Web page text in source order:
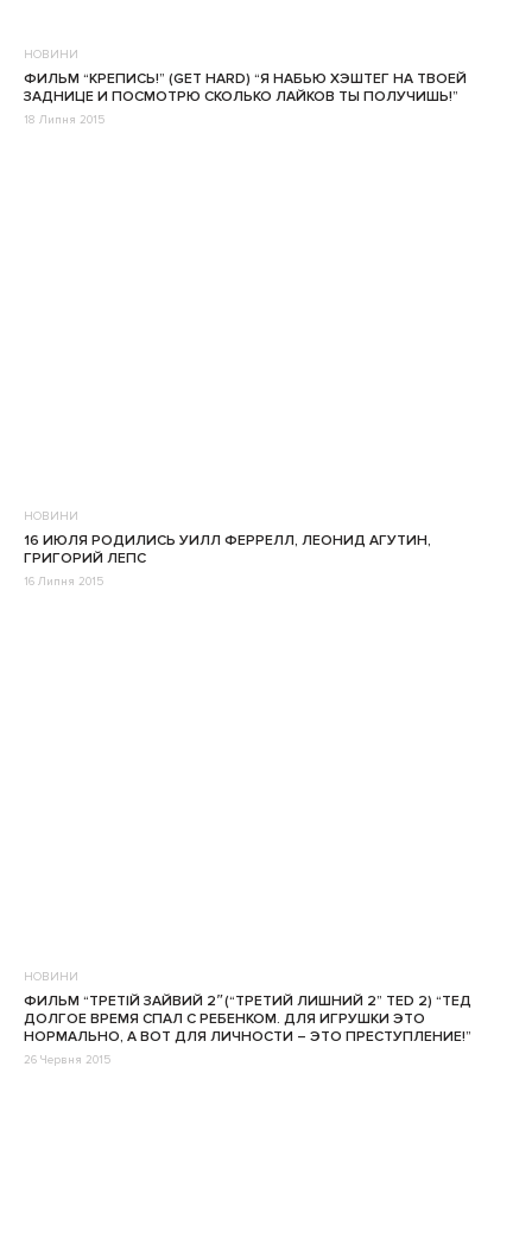
НОВИНИ
ФИЛЬМ “КРЕПИСЬ!” (GET HARD) “Я НАБЬЮ ХЭШТЕГ НА ТВОЕЙ
ЗАДНИЦЕ И ПОСМОТРЮ СКОЛЬКО ЛАЙКОВ ТЫ ПОЛУЧИШЬ!”
18 Липня 2015
НОВИНИ
16 ИЮЛЯ РОДИЛИСЬ УИЛЛ ФЕРРЕЛЛ, ЛЕОНИД АГУТИН,
ГРИГОРИЙ ЛЕПС
16 Липня 2015
НОВИНИ
ФИЛЬМ “ТРЕТІЙ ЗАЙВИЙ 2″(“ТРЕТИЙ ЛИШНИЙ 2” TED 2) “ТЕД
ДОЛГОЕ ВРЕМЯ СПАЛ С РЕБЕНКОМ. ДЛЯ ИГРУШКИ ЭТО
НОРМАЛЬНО, А ВОТ ДЛЯ ЛИЧНОСТИ – ЭТО ПРЕСТУПЛЕНИЕ!”
26 Червня 2015